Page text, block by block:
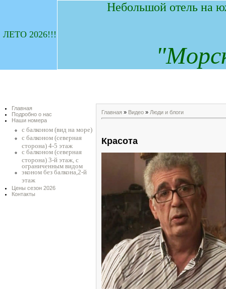
ЛЕТО 2026!!!
Небольшой отель на
"М
Главная
Подробно о нас
Наши номера
с балконом (вид на море)
с балконом (северная
сторона) 4-5 этаж
с балконом (северная
сторона) 3-й этаж, с
ограниченным видом
эконом без балкона,2-й
этаж
Цены сезон 2026
Контакты
Главная » Видео » Люди и блоги
Красота